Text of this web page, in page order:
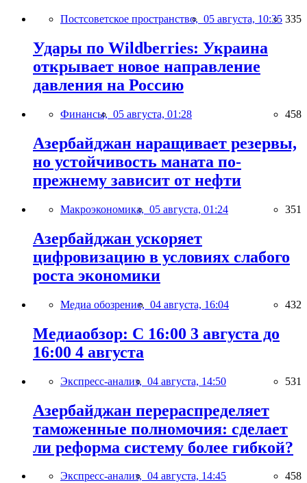
Постсоветское пространство, 05 августа, 10:35 335
Удары по Wildberries: Украина
открывает новое направление
давления на Россию
Финансы, 05 августа, 01:28 458
Азербайджан наращивает резервы,
но устойчивость маната по-
прежнему зависит от нефти
Макроэкономика, 05 августа, 01:24 351
Азербайджан ускоряет
цифровизацию в условиях слабого
роста экономики
Медиа обозрение, 04 августа, 16:04 432
Медиаобзор: С 16:00 3 августа до
16:00 4 августа
Экспресс-анализ, 04 августа, 14:50 531
Азербайджан перераспределяет
таможенные полномочия: сделает
ли реформа систему более гибкой?
Экспресс-анализ, 04 августа, 14:45 458